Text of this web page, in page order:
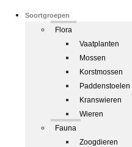
Soortgroepen
Flora
Vaatplanten
Mossen
Korstmossen
Paddenstoelen
Kranswieren
Wieren
Fauna
Zoogdieren